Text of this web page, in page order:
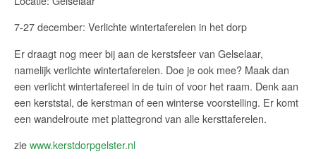
7-27 december: Verlichte wintertaferelen in het dorp
Er draagt nog meer bij aan de kerstsfeer van Gelselaar,
namelijk verlichte wintertaferelen. Doe je ook mee? Maak dan
een verlicht wintertafereel in de tuin of voor het raam. Denk aan
een kerststal, de kerstman of een winterse voorstelling. Er komt
een wandelroute met plattegrond van alle kersttaferelen.
ziewww.kerstdorpgelster.nl